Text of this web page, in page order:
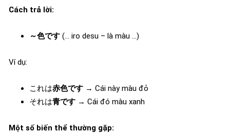
Cách trả lời:
～色です (… iro desu – là màu …)
Ví dụ:
これは赤色です → Cái này màu đỏ
それは青です → Cái đó màu xanh
Một số biến thể thường gặp: